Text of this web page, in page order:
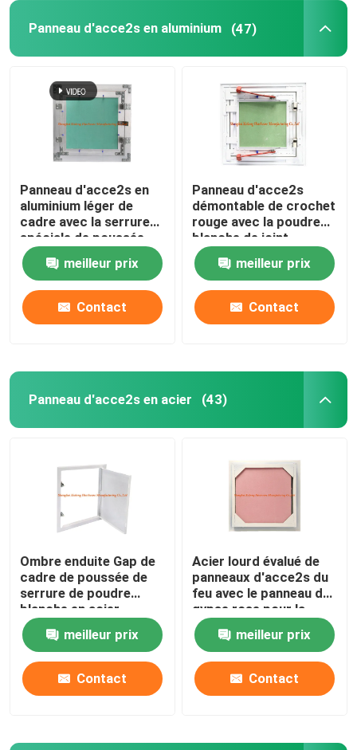
Panneau d'acce2s en aluminium (47)
Panneau d'acce2s en
aluminium léger de
cadre avec la serrure
spéciale de poussée
taille verte de plaque
de plâtre de basse
meilleur prix
Contact
Panneau d'acce2s
démontable de crochet
rouge avec la poudre
blanche de joint
enduite
meilleur prix
Contact
Panneau d'acce2s en acier (43)
Ombre enduite Gap de
cadre de poussée de
serrure de poudre
blanche en acier
affleurante de panneau
d'acce2smeilleur prix
Contact
Acier lourd évalué de
panneaux d'acce2s du
feu avec le panneau de
gypse rose pour la
cloison sèche
meilleur prix
Contact